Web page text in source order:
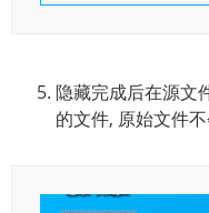
隐藏完成后在源文
的文件, 原始文件